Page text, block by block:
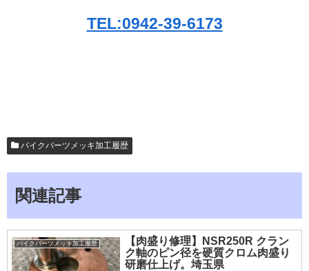
TEL:0942-39-6173
バイクパーツメッキ加工履歴
関連記事
バイクパーツメッキ加工履歴
【肉盛り修理】NSR250R クラン
ク軸のピン径を硬質クロム肉盛り
研磨仕上げ。埼玉県